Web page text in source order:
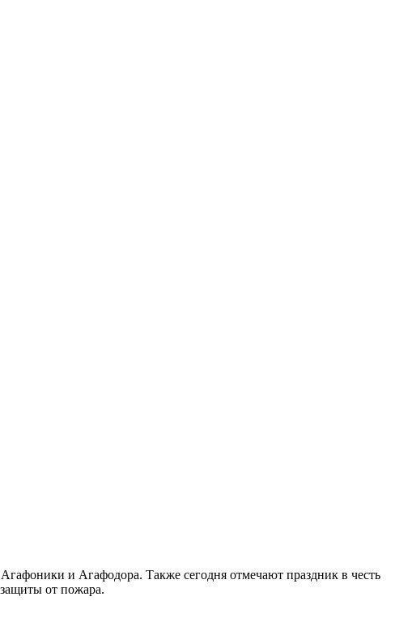
и Агафодора. Также сегодня отмечают праздник в честь
от пожара.